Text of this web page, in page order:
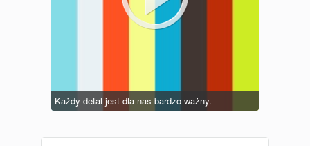
Każdy detal jest dla nas bardzo ważny.